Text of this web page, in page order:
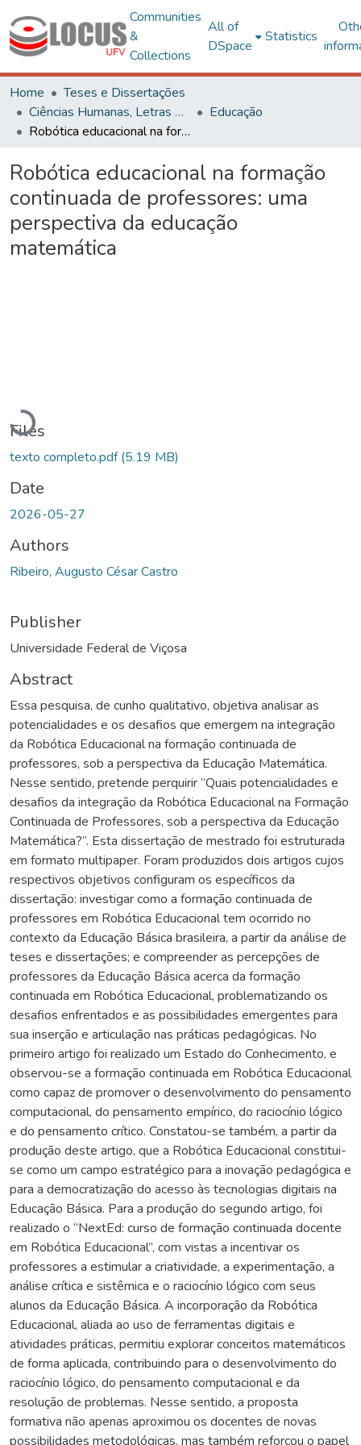
Communities
&
Collections
All of
DSpace
Statistics
Home
Teses e Dissertações
Ciências Humanas, Letras e Artes
Educação
Robótica educacional na formação continuada de professores: uma perspectiva da educação matemática
Robótica educacional na formação
continuada de professores: uma
perspectiva da educação
matemática
Loading...
Files
texto completo.pdf(5.19 MB)
Date
2026-05-27
Authors
Ribeiro, Augusto César Castro
Publisher
Universidade Federal de Viçosa
Abstract
Essa pesquisa, de cunho qualitativo, objetiva analisar as
potencialidades e os desafios que emergem na integração
da Robótica Educacional na formação continuada de
professores, sob a perspectiva da Educação Matemática.
Nesse sentido, pretende perquirir “Quais potencialidades e
desafios da integração da Robótica Educacional na Formação
Continuada de Professores, sob a perspectiva da Educação
Matemática?”. Esta dissertação de mestrado foi estruturada
em formato multipaper. Foram produzidos dois artigos cujos
respectivos objetivos configuram os específicos da
dissertação: investigar como a formação continuada de
professores em Robótica Educacional tem ocorrido no
contexto da Educação Básica brasileira, a partir da análise de
teses e dissertações; e compreender as percepções de
professores da Educação Básica acerca da formação
continuada em Robótica Educacional, problematizando os
desafios enfrentados e as possibilidades emergentes para
sua inserção e articulação nas práticas pedagógicas. No
primeiro artigo foi realizado um Estado do Conhecimento, e
observou-se a formação continuada em Robótica Educacional
como capaz de promover o desenvolvimento do pensamento
computacional, do pensamento empírico, do raciocínio lógico
e do pensamento crítico. Constatou-se também, a partir da
produção deste artigo, que a Robótica Educacional constitui-
se como um campo estratégico para a inovação pedagógica e
para a democratização do acesso às tecnologias digitais na
Educação Básica. Para a produção do segundo artigo, foi
realizado o “NextEd: curso de formação continuada docente
em Robótica Educacional”, com vistas a incentivar os
professores a estimular a criatividade, a experimentação, a
análise crítica e sistêmica e o raciocínio lógico com seus
alunos da Educação Básica. A incorporação da Robótica
Educacional, aliada ao uso de ferramentas digitais e
atividades práticas, permitiu explorar conceitos matemáticos
de forma aplicada, contribuindo para o desenvolvimento do
raciocínio lógico, do pensamento computacional e da
resolução de problemas. Nesse sentido, a proposta
formativa não apenas aproximou os docentes de novas
possibilidades metodológicas, mas também reforçou o papel